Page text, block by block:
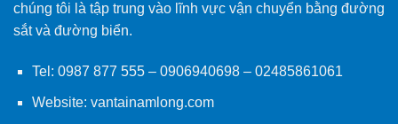
chúng tôi là tập trung vào lĩnh vực vận chuyển bằng đường
sắt và đường biển.
Tel: 0987 877 555– 0906940698– 02485861061
Website: vantainamlong.com